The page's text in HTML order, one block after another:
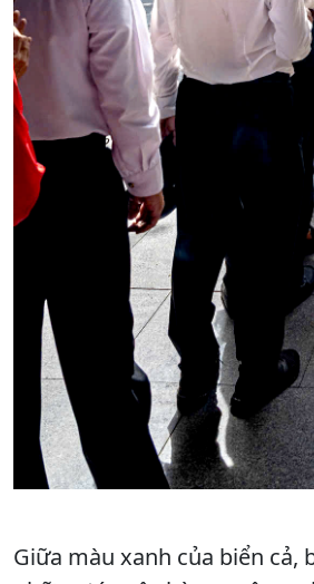
Giữa màu xanh của biển cả,